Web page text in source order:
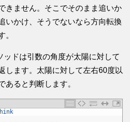
きません。そこでそのまま追いか
いかけ、そうでないなら方向転換
。
ッドは引数の角度が太陽に対して
します。太陽に対して左右60度以
あると判断します。